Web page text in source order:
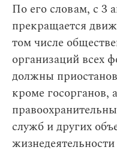
По его словам, с 3
прекращается
том числе
организаций всех
должны
кроме госорганов,
служб и других